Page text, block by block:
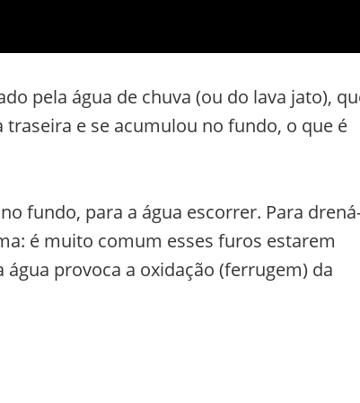
pela água de chuva (ou do lava jato),
e se acumulou no fundo, o que é
fundo, para a água escorrer. Para
é muito comum esses furos estarem
provoca a oxidação (ferrugem) da